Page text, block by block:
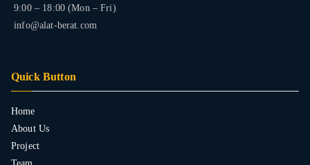
9:00 – 18:00 (Mon – Fri)
info@alat-berat.com
Quick Button
Home
About Us
Project